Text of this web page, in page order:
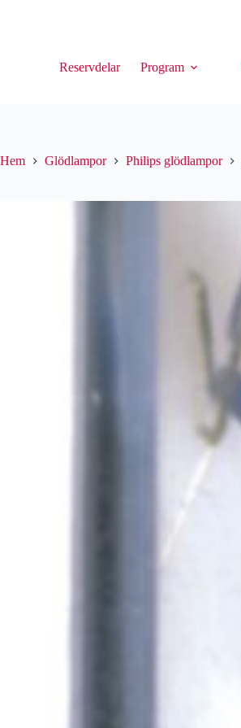
Reservdelar Program
Hem Glödlampor Philips glödlampor